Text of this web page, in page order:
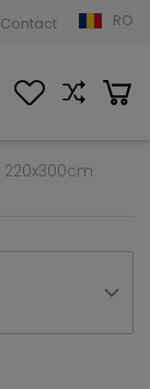
Contact RO